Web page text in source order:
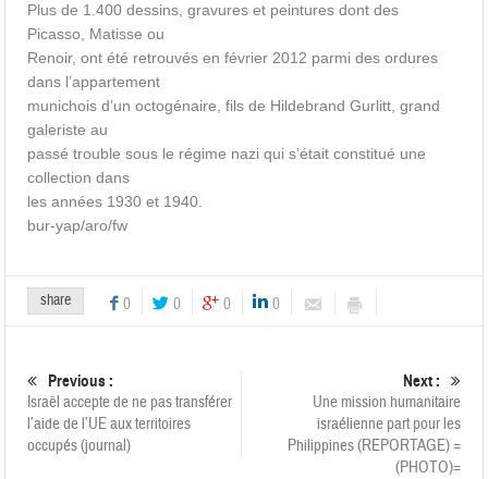
Plus de 1.400 dessins, gravures et peintures dont des
Picasso, Matisse ou
Renoir, ont été retrouvés en février 2012 parmi des ordures
dans l’appartement
munichois d’un octogénaire, fils de Hildebrand Gurlitt, grand
galeriste au
passé trouble sous le régime nazi qui s’était constitué une
collection dans
les années 1930 et 1940.
bur-yap/aro/fw
share 0 0 0 0
Previous :
Israël accepte de ne pas transférer
l’aide de l’UE aux territoires
occupés (journal)
Next :
Une mission humanitaire
israélienne part pour les
Philippines (REPORTAGE) =
(PHOTO)=